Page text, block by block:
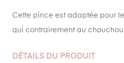
Cette pince est adaptée pour
qui contrairement au
DÉTAILS DU PRODUIT